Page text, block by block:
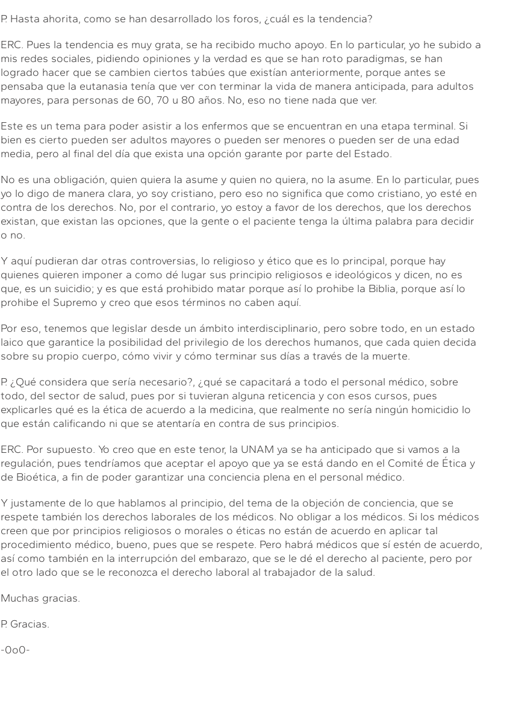
P. Hasta ahorita, como se han desarrollado los foros, ¿cuál es la tendencia?
ERC. Pues la tendencia es muy grata, se ha recibido mucho apoyo. En lo particular, yo he subido a
mis redes sociales, pidiendo opiniones y la verdad es que se han roto paradigmas, se han
logrado hacer que se cambien ciertos tabúes que existían anteriormente, porque antes se
pensaba que la eutanasia tenía que ver con terminar la vida de manera anticipada, para adultos
mayores, para personas de 60, 70 u 80 años. No, eso no tiene nada que ver.
Este es un tema para poder asistir a los enfermos que se encuentran en una etapa terminal. Si
bien es cierto pueden ser adultos mayores o pueden ser menores o pueden ser de una edad
media, pero al final del día que exista una opción garante por parte del Estado.
No es una obligación, quien quiera la asume y quien no quiera, no la asume. En lo particular, pues
yo lo digo de manera clara, yo soy cristiano, pero eso no significa que como cristiano, yo esté en
contra de los derechos. No, por el contrario, yo estoy a favor de los derechos, que los derechos
existan, que existan las opciones, que la gente o el paciente tenga la última palabra para decidir
o no.
Y aquí pudieran dar otras controversias, lo religioso y ético que es lo principal, porque hay
quienes quieren imponer a como dé lugar sus principio religiosos e ideológicos y dicen, no es
que, es un suicidio; y es que está prohibido matar porque así lo prohibe la Biblia, porque así lo
prohibe el Supremo y creo que esos términos no caben aquí.
Por eso, tenemos que legislar desde un ámbito interdisciplinario, pero sobre todo, en un estado
laico que garantice la posibilidad del privilegio de los derechos humanos, que cada quien decida
sobre su propio cuerpo, cómo vivir y cómo terminar sus días a través de la muerte.
P. ¿Qué considera que sería necesario?, ¿qué se capacitará a todo el personal médico, sobre
todo, del sector de salud, pues por si tuvieran alguna reticencia y con esos cursos, pues
explicarles qué es la ética de acuerdo a la medicina, que realmente no sería ningún homicidio lo
que están calificando ni que se atentaría en contra de sus principios.
ERC. Por supuesto. Yo creo que en este tenor, la UNAM ya se ha anticipado que si vamos a la
regulación, pues tendríamos que aceptar el apoyo que ya se está dando en el Comité de Ética y
de Bioética, a fin de poder garantizar una conciencia plena en el personal médico.
Y justamente de lo que hablamos al principio, del tema de la objeción de conciencia, que se
respete también los derechos laborales de los médicos. No obligar a los médicos. Si los médicos
creen que por principios religiosos o morales o éticas no están de acuerdo en aplicar tal
procedimiento médico, bueno, pues que se respete. Pero habrá médicos que sí estén de acuerdo,
así como también en la interrupción del embarazo, que se le dé el derecho al paciente, pero por
el otro lado que se le reconozca el derecho laboral al trabajador de la salud.
Muchas gracias.
P. Gracias.
-0o0-